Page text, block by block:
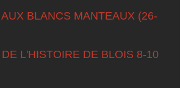
BLANCS MANTEAUX (26-
L'HISTOIRE DE BLOIS 8-10